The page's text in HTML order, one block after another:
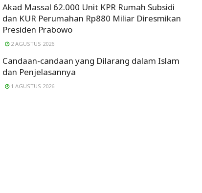
Akad Massal 62.000 Unit KPR Rumah Subsidi
dan KUR Perumahan Rp880 Miliar Diresmikan
Presiden Prabowo
2 AGUSTUS 2026
Candaan-candaan yang Dilarang dalam Islam
dan Penjelasannya
1 AGUSTUS 2026